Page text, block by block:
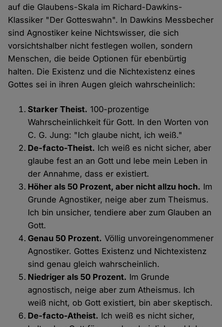
auf die Glaubens-Skala im Richard-Dawkins-
Klassiker "Der Gotteswahn". In Dawkins Messbecher
sind Agnostiker keine Nichtswisser, die sich
vorsichtshalber nicht festlegen wollen, sondern
Menschen, die beide Optionen für ebenbürtig
halten. Die Existenz und die Nichtexistenz eines
Gottes sei in ihren Augen gleich wahrscheinlich:
Starker Theist. 100-prozentige
Wahrscheinlichkeit für Gott. In den Worten von
C. G. Jung: "Ich glaube nicht, ich weiß."
De-facto-Theist. Ich weiß es nicht sicher, aber
glaube fest an an Gott und lebe mein Leben in
der Annahme, dass er existiert.
Höher als 50 Prozent, aber nicht allzu hoch. Im
Grunde Agnostiker, neige aber zum Theismus.
Ich bin unsicher, tendiere aber zum Glauben an
Gott.
Genau 50 Prozent. Völlig unvoreingenommener
Agnostiker. Gottes Existenz und Nichtexistenz
sind genau gleich wahrscheinlich.
Niedriger als 50 Prozent. Im Grunde
agnostisch, neige aber zum Atheismus. Ich
weiß nicht, ob Gott existiert, bin aber skeptisch.
De-facto-Atheist. Ich weiß es nicht sicher,